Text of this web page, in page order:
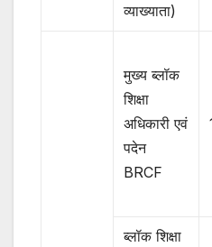
व्याख्याता)
मुख्य ब्लॉक
शिक्षा
अधिकारी एवं
पदेन
BRCF
ब्लॉक शिक्षा